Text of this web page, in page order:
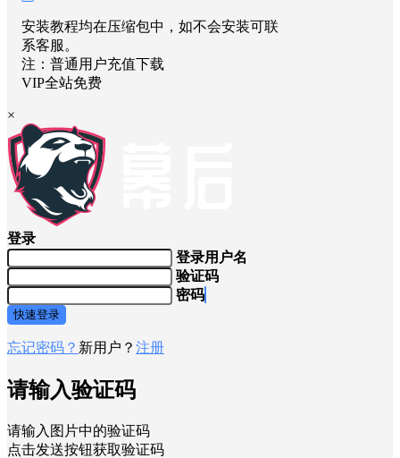
安装教程均在压缩包中，如不会安装可联
系客服。
注：普通用户充值下载
VIP全站免费
×
登录
登录用户名
验证码
密码
快速登录
忘记密码？ 新用户？ 注册
请输入验证码
请输入图片中的验证码
点击发送按钮获取验证码